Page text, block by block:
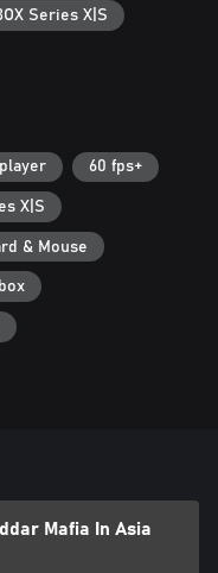
Series X|S
60 fps+
X|S
& Mouse
Mafia In Asia